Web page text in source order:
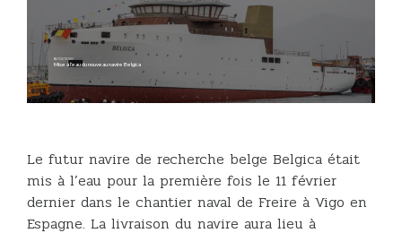
18/02/2020
Mise à l’eau du nouveau navire Belgica
Le futur navire de recherche belge Belgica était
mis à l’eau pour la première fois le 11 février
dernier dans le chantier naval de Freire à Vigo en
Espagne. La livraison du navire aura lieu à